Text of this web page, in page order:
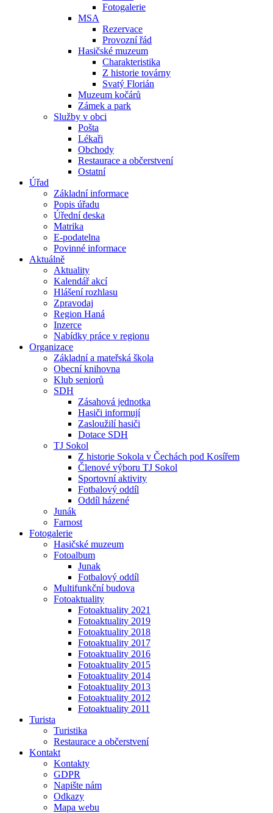
Fotogalerie
MSA
Rezervace
Provozní řád
Hasičské muzeum
Charakteristika
Z historie továrny
Svatý Florián
Muzeum kočárů
Zámek a park
Služby v obci
Pošta
Lékaři
Obchody
Restaurace a občerstvení
Ostatní
Úřad
Základní informace
Popis úřadu
Úřední deska
Matrika
E-podatelna
Povinné informace
Aktuálně
Aktuality
Kalendář akcí
Hlášení rozhlasu
Zpravodaj
Region Haná
Inzerce
Nabídky práce v regionu
Organizace
Základní a mateřská škola
Obecní knihovna
Klub seniorů
SDH
Zásahová jednotka
Hasiči informují
Zasloužilí hasiči
Dotace SDH
TJ Sokol
Z historie Sokola v Čechách pod Kosířem
Členové výboru TJ Sokol
Sportovní aktivity
Fotbalový oddíl
Oddíl házené
Junák
Farnost
Fotogalerie
Hasičské muzeum
Fotoalbum
Junak
Fotbalový oddíl
Multifunkční budova
Fotoaktuality
Fotoaktuality 2021
Fotoaktuality 2019
Fotoaktuality 2018
Fotoaktuality 2017
Fotoaktuality 2016
Fotoaktuality 2015
Fotoaktuality 2014
Fotoaktuality 2013
Fotoaktuality 2012
Fotoaktuality 2011
Turista
Turistika
Restaurace a občerstvení
Kontakt
Kontakty
GDPR
Napište nám
Odkazy
Mapa webu